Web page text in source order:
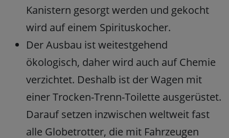
Kanistern gesorgt werden und gekocht
wird auf einem Spirituskocher.
Der Ausbau ist weitestgehend
ökologisch, daher wird auch auf Chemie
verzichtet. Deshalb ist der Wagen mit
einer Trocken-Trenn-Toilette ausgerüstet.
Darauf setzen inzwischen weltweit fast
alle Globetrotter, die mit Fahrzeugen